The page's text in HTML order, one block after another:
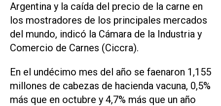
Argentina y la caída del precio de la carne en
los mostradores de los principales mercados
del mundo, indicó la Cámara de la Industria y
Comercio de Carnes (Ciccra).
En el undécimo mes del año se faenaron 1,155
millones de cabezas de hacienda vacuna, 0,5%
más que en octubre y 4,7% más que un año